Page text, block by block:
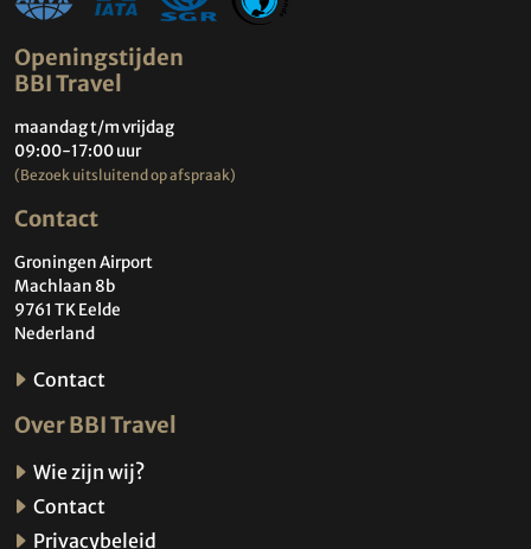
Openingstijden
BBI Travel
maandag t/m vrijdag
09:00-17:00 uur
(Bezoek uitsluitend op afspraak)
Contact
Groningen Airport
Machlaan 8b
9761 TK Eelde
Nederland
Contact
Over BBI Travel
Wie zijn wij?
Contact
Privacybeleid